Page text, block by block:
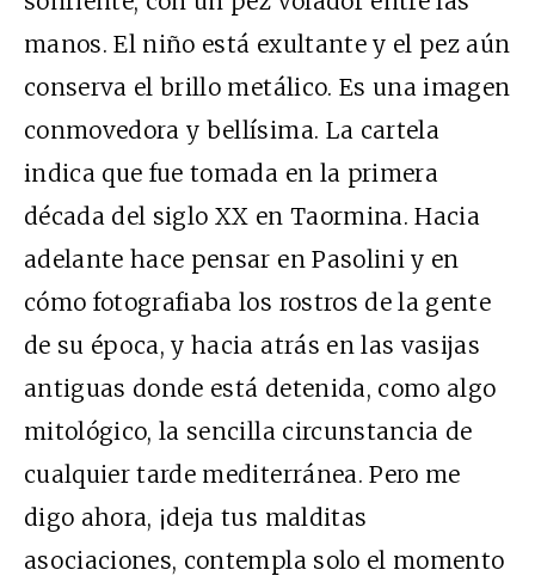
manos. El niño está exultante y el pez aún
conserva el brillo metálico. Es una imagen
conmovedora y bellísima. La cartela
indica que fue tomada en la primera
década del siglo XX en Taormina. Hacia
adelante hace pensar en Pasolini y en
cómo fotografiaba los rostros de la gente
de su época, y hacia atrás en las vasijas
antiguas donde está detenida, como algo
mitológico, la sencilla circunstancia de
cualquier tarde mediterránea. Pero me
digo ahora, ¡deja tus malditas
asociaciones, contempla solo el momento